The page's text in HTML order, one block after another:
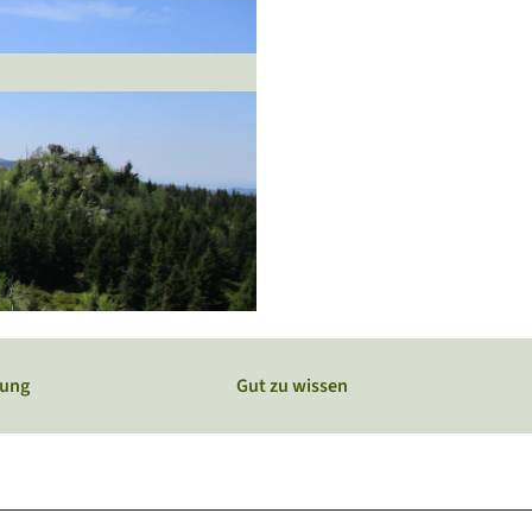
WebcamsService
Gut zu wissen